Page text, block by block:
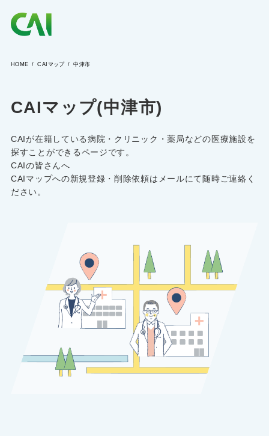
CAIとは
CAIを目指す方へ
CAIの方へ
HOME CAIマップ 中津市
CAIマップ(中津市)
CAIが在籍している病院・クリニック・薬局などの医療施設を
探すことができるページです。
CAIの皆さんへ
CAIマップへの新規登録・削除依頼はメールにて随時ご連絡く
ださい。